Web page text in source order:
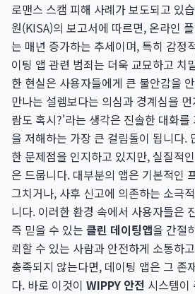
로맨스 스캠 피해 사례가 보도되고 있
원(KISA)의 보고서에 따르면, 온라인
는 매년 증가하는 추세이며, 특히 감정
이팅 앱 관련 범죄는 더욱 교묘하고 치
한 현실은 사용자들에게 큰 불안감을
만나는 설렘보다는 의심과 경계심을
람도 혹시?'라는 생각은 진솔한 대화를
을 저해하는 가장 큰 걸림돌이 됩니다.
한 문제점을 인지하고 있지만, 실질적
은 드뭅니다. 대부분의 앱은 기본적인
그치거나, 사후 신고에 의존하는 소극
니다. 이러한 환경 속에서 사용자들은
즉 믿을 수 있는 클린 데이팅앱을 간절
뢰할 수 있는 사람과 안전하게 소통하
충족되지 않는다면, 데이팅 앱은 그 존
다. 바로 이것이 WIPPY 안전 시스템이